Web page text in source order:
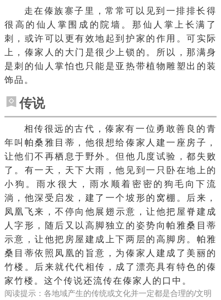
走在傣族寨子里，常常可以见到一排排长得
很高的 仙人掌 围成的院墙。那仙人掌上长满了
刺，或许可以更有效地起到护家的作用。可实际
上，傣家人的大门是很少上锁的。所以，那满身
是刺的仙人掌怕也只能是亚热带植物雕塑出的装
饰品。
传说
相传很远的古代，傣家有一位勇敢善良的青
年叫帕桑雅目蒂，他很想给傣家人建一座房子，
让他们不再栖息于野外。但他几度试验，都失败
了。有一天，天下大雨，他见到一只卧在地上的
小狗。雨水很大，雨水顺着密密的狗毛向下流
淌，他深受启发，建了一个坡形的窝棚。后来，
凤凰 飞来，不停向他展翅示意，让他把屋脊建成
人字形，随后又以高脚独立的姿势向帕雅桑目蒂
示意，让他把房屋建成上下两层的高脚房。帕雅
桑目蒂依照凤凰的旨意，为傣家人建成了美丽的
竹楼。后来就代代相传，成了漂亮具有特色的傣
家竹楼。这个传说还流传在傣家人的口中。
阅读提示：各地域产生的传统或文化并一定都是合理的/文明